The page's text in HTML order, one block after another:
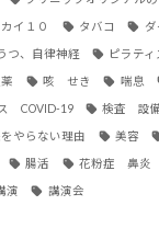
カイ１０ タバコ
つ、自律神経 ピラティ
咳 せき 喘息
COVID-19 検査 設
やらない理由 美容
腸活 花粉症 鼻炎
演 講演会